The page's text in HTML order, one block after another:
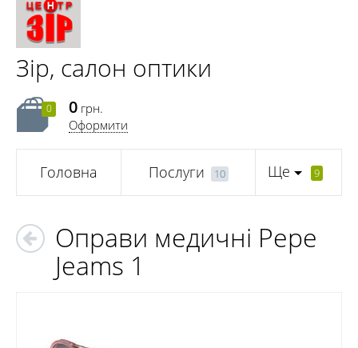
Зір, салон оптики
0 0 грн.
Оформити
Головна Послуги 10 Ще 9
Оправи медичні Pepe
Jeams 1